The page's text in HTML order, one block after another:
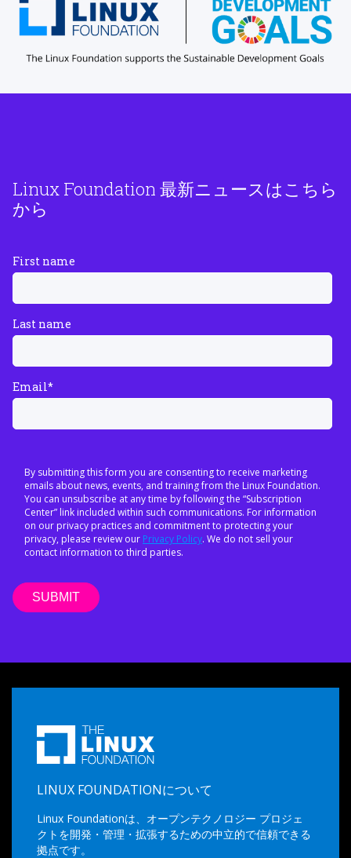
Linux Foundation 最新ニュースはこちら
から
First name
Last name
Email*
By submitting this form you are consenting to receive marketing
emails about news, events, and training from the Linux Foundation.
You can unsubscribe at any time by following the “Subscription
Center” link included within such communications. For information
on our privacy practices and commitment to protecting your
privacy, please review our Privacy Policy. We do not sell your
contact information to third parties.
LINUX FOUNDATIONについて
Linux Foundationは、オープンテクノロジー プロジェ
クトを開発・管理・拡張するための中立的で信頼できる
拠点です。